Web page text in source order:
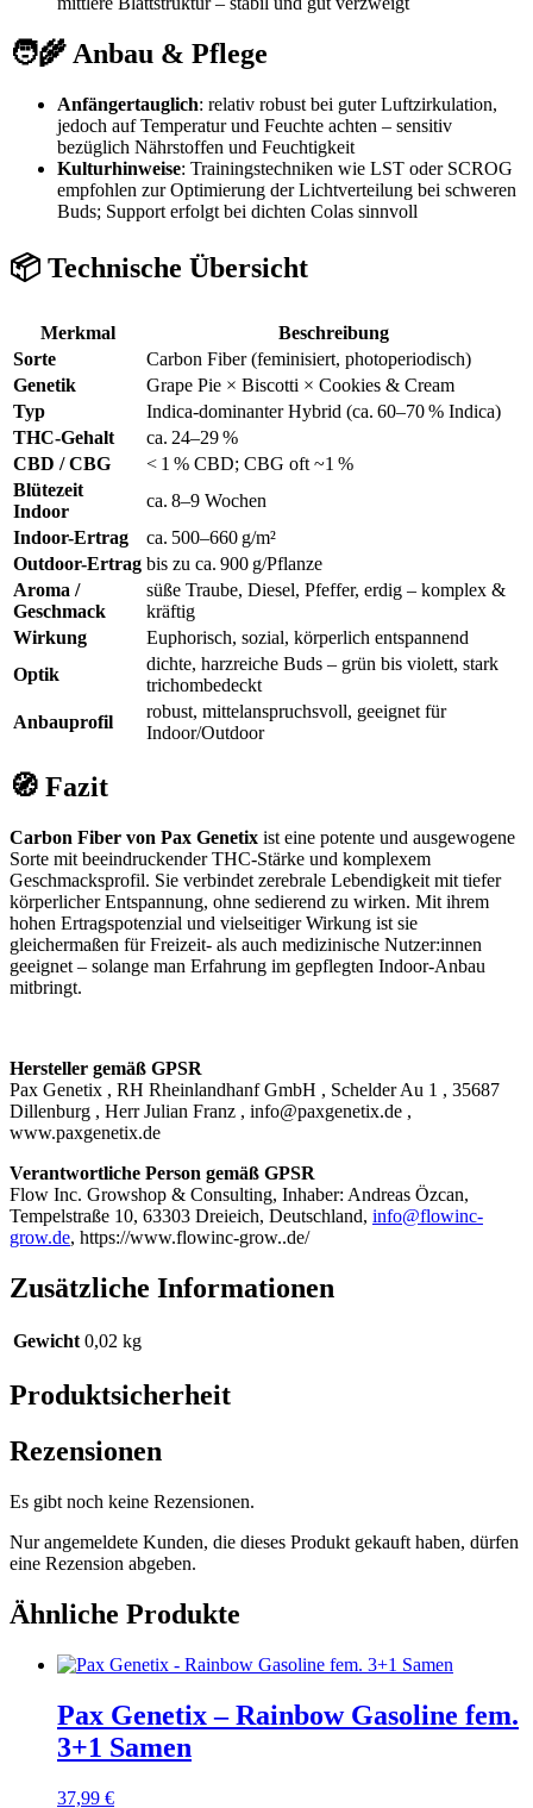
🧑‍🌾 Anbau & Pflege
Anfängertauglich: relativ robust bei guter Luftzirkulation,
jedoch auf Temperatur und Feuchte achten – sensitiv
bezüglich Nährstoffen und Feuchtigkeit
Kulturhinweise: Trainingstechniken wie LST oder SCROG
empfohlen zur Optimierung der Lichtverteilung bei schweren
Buds; Support erfolgt bei dichten Colas sinnvoll
📦 Technische Übersicht
Merkmal
Beschreibung
Sorte
Carbon Fiber (feminisiert, photoperiodisch)
Genetik
Grape Pie × Biscotti × Cookies & Cream
Typ
Indica-dominanter Hybrid (ca. 60–70 % Indica)
THC-Gehalt
ca. 24–29 %
CBD / CBG
< 1 % CBD; CBG oft ~1 %
Blütezeit
Indoor
ca. 8–9 Wochen
Indoor-Ertrag
ca. 500–660 g/m²
Outdoor-Ertrag bis zu ca. 900 g/Pflanze
Aroma /
Geschmack
süße Traube, Diesel, Pfeffer, erdig – komplex &
kräftig
Wirkung
Euphorisch, sozial, körperlich entspannend
Optik
dichte, harzreiche Buds – grün bis violett, stark
trichombedeckt
Anbauprofil
robust, mittelanspruchsvoll, geeignet für
Indoor/Outdoor
🧭 Fazit
Carbon Fiber von Pax Genetix ist eine potente und ausgewogene
Sorte mit beeindruckender THC-Stärke und komplexem
Geschmacksprofil. Sie verbindet zerebrale Lebendigkeit mit tiefer
körperlicher Entspannung, ohne sedierend zu wirken. Mit ihrem
hohen Ertragspotenzial und vielseitiger Wirkung ist sie
gleichermaßen für Freizeit- als auch medizinische Nutzer:innen
geeignet – solange man Erfahrung im gepflegten Indoor-Anbau
mitbringt.
Hersteller gemäß GPSR
Pax Genetix , RH Rheinlandhanf GmbH , Schelder Au 1 , 35687
Dillenburg , Herr Julian Franz , info@paxgenetix.de ,
www.paxgenetix.de
Verantwortliche Person gemäß GPSR
Flow Inc. Growshop & Consulting, Inhaber: Andreas Özcan,
Tempelstraße 10, 63303 Dreieich, Deutschland, info@flowinc-
grow.de, https://www.flowinc-grow..de/
Zusätzliche Informationen
Gewicht 0,02 kg
Produktsicherheit
Rezensionen
Es gibt noch keine Rezensionen.
Nur angemeldete Kunden, die dieses Produkt gekauft haben, dürfen
eine Rezension abgeben.
Ähnliche Produkte
Pax Genetix – Rainbow Gasoline fem.
3+1 Samen
37,99 €